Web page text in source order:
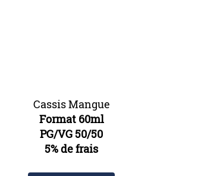
Cassis Mangue
Format 60ml
PG/VG 50/50
5% de frais